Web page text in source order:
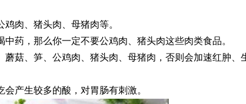
肉、猪头肉、母猪肉等。
药，那么你一定不要公鸡肉、猪头肉这些肉类食品。
菇、笋、公鸡肉、猪头肉、母猪肉，否则会加速红肿、
产生较多的酸，对胃肠有刺激。